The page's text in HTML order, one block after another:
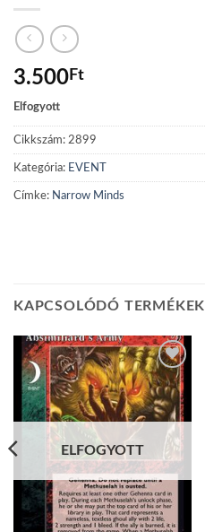
3.500Ft
Elfogyott
Cikkszám: 2899
Kategória: EVENT
Címke: Narrow Minds
KAPCSOLÓDÓ TERMÉKEK
Add to
wishlist
ELFOGYOTT